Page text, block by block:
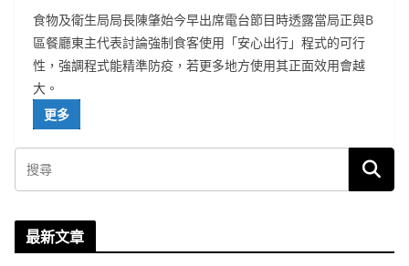
食物及衛生局局長陳肇始今早出席電台節目時透露當局正與B
區餐廳東主代表討論強制食客使用「安心出行」程式的可行
性，強調程式能精準防疫，若更多地方使用其正面效用會越
大。
更多
最新文章